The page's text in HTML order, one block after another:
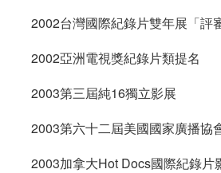
2002台灣國際紀錄片雙年展「評
2002亞洲電視獎紀錄片類提名
2003第三屆純16獨立影展
2003第六十二屆美國國家廣播協
2003加拿大Hot Docs國際紀錄片